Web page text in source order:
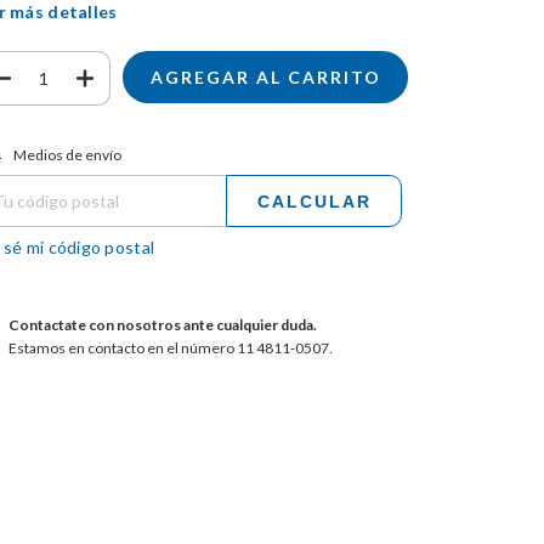
más detalles
para el CP:
Medios de envío
CALCULAR
sé mi código postal
Contactate con nosotros ante cualquier duda.
Estamos en contacto en el número 11 4811-0507.